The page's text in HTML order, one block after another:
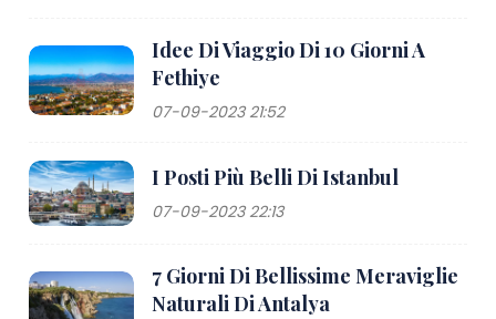
Idee Di Viaggio Di 10 Giorni A
Fethiye
07-09-2023 21:52
I Posti Più Belli Di Istanbul
07-09-2023 22:13
7 Giorni Di Bellissime Meraviglie
Naturali Di Antalya